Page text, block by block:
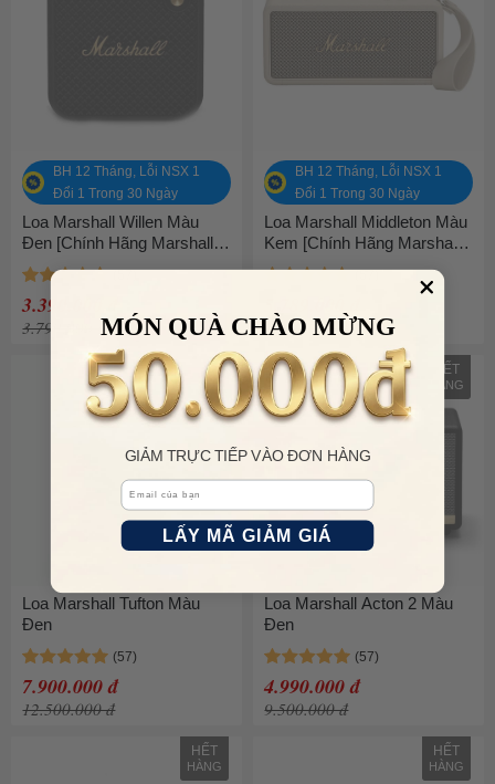
BH 12 Tháng, Lỗi NSX 1
Đổi 1 Trong 30 Ngày
Loa Marshall Willen Màu
Đen [Chính Hãng Marshall -
Bảo hành 1 năm]
3.390.000 đ
3.799.000 đ
BH 12 Tháng, Lỗi NSX 1
Đổi 1 Trong 30 Ngày
Loa Marshall Middleton Màu
Kem [Chính Hãng Marshall -
Bảo hành 1 năm]
6.950.000 đ
HẾT
HÀNG
Loa Marshall Tufton Màu
Đen
7.900.000 đ
12.500.000 đ
HẾT
HÀNG
Loa Marshall Acton 2 Màu
Đen
4.990.000 đ
9.500.000 đ
HẾT
HÀNG
HẾT
HÀNG
MÓN QUÀ CHÀO MỪNG
GIẢM TRỰC TIẾP VÀO ĐƠN HÀNG
Email
LẤY MÃ GIẢM GIÁ